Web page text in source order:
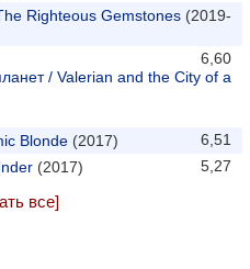
Righteous Gemstones (2019-
6,60
/ Valerian and the City of a
6,51
Blonde (2017)
5,27
(2017)
все]